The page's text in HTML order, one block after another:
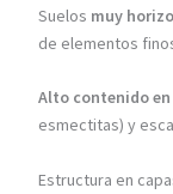
Suelos muy
de elementos
Alto contenido
esmectitas) y
Estructura en